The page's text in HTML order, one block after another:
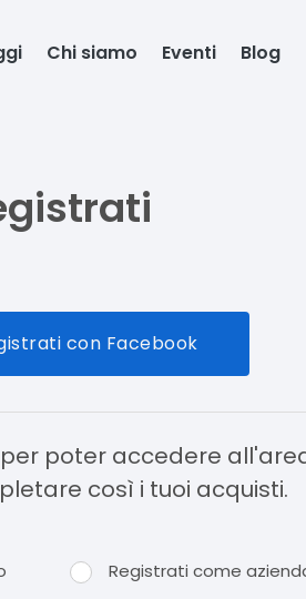
Chi siamo Eventi Blog
con Facebook
poter accedere
così i tuoi acquisti.
Registrati come